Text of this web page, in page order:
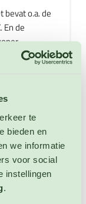
te
bieden en
we informatie
voor social
instellingen
.
bevat o.a. de
En de
eiwitten,
rauw
gerechten.
peterselie,
bulgur,
ras-el-